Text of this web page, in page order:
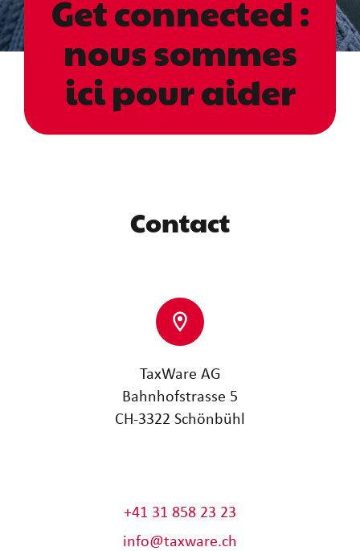
Get connected :
nous sommes
ici pour aider
Contact
TaxWare AG
Bahnhofstrasse 5
CH-3322 Schönbühl
+41 31 858 23 23
info@taxware.ch